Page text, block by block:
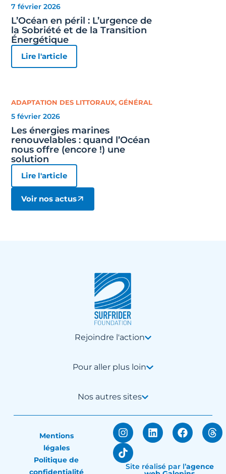
7 février 2026
L’Océan en péril : L’urgence de
la Sobriété et de la Transition
Énergétique
Lire l'article
ADAPTATION DES LITTORAUX,GÉNÉRAL
5 février 2026
Les énergies marines
renouvelables : quand l’Océan
nous offre (encore !) une
solution
Lire l'article
Voir nos actus
Rejoindre l'action
Pour aller plus loin
Nos autres sites
Mentions
légales
Politique de
confidentialité
Site réalisé par l’agence